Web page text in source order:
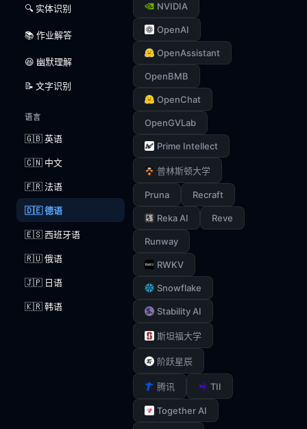
🔍 实体识别
📚 作业解答
😆 幽默理解
📝 文字识别
语言
🇬🇧 英语
🇨🇳 中文
🇫🇷 法语
🇩🇪 德语
🇪🇸 西班牙语
🇷🇺 俄语
🇯🇵 日语
🇰🇷 韩语
NVIDIA
OpenAI
OpenAssistant
OpenBMB
OpenChat
OpenGVLab
Prime Intellect
普林斯顿大学
Pruna Recraft
Reka AI Reve
Runway
RWKV
Snowflake
Stability AI
斯坦福大学
阶跃星辰
腾讯 TII
Together AI